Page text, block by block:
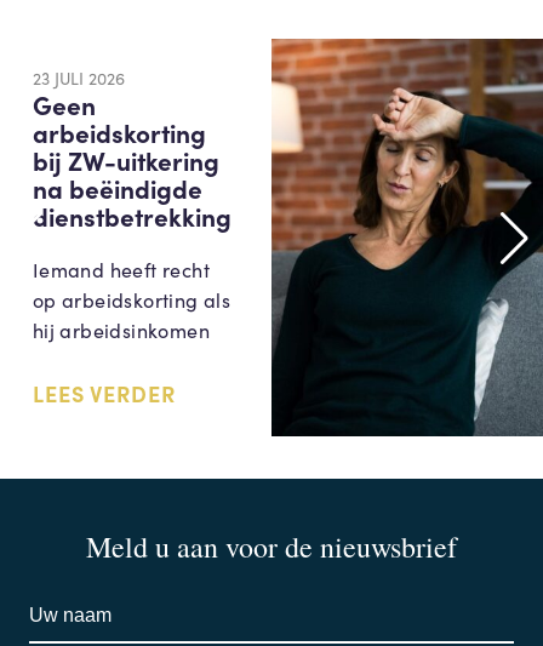
23 JULI 2026
Geen
arbeidskorting
bij ZW-uitkering
na beëindigde
dienstbetrekking
Iemand heeft recht
op arbeidskorting als
hij arbeidsinkomen
LEES VERDER
Meld u aan voor de nieuwsbrief